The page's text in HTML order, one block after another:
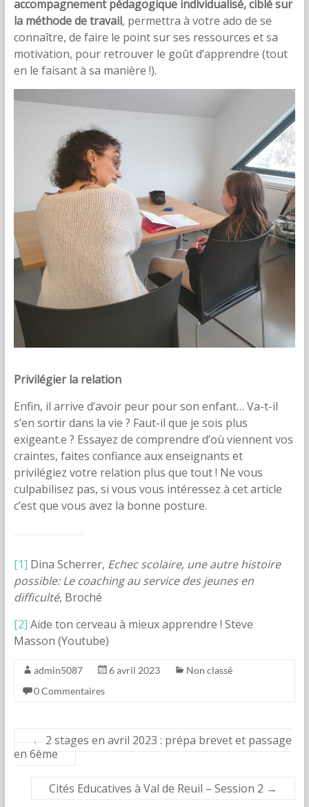
accompagnement pédagogique individualisé, ciblé sur
la méthode de travail, permettra à votre ado de se
connaître, de faire le point sur ses ressources et sa
motivation, pour retrouver le goût d’apprendre (tout
en le faisant à sa manière !).
Privilégier la relation
Enfin, il arrive d’avoir peur pour son enfant… Va-t-il
s’en sortir dans la vie ? Faut-il que je sois plus
exigeant.e ? Essayez de comprendre d’où viennent vos
craintes, faites confiance aux enseignants et
privilégiez votre relation plus que tout ! Ne vous
culpabilisez pas, si vous vous intéressez à cet article
c’est que vous avez la bonne posture.
[1] Dina Scherrer, Echec scolaire, une autre histoire
possible: Le coaching au service des jeunes en
difficulté, Broché
[2] Aide ton cerveau à mieux apprendre ! Steve
Masson (Youtube)
admin5087 6 avril 2023
Non classé
0 Commentaires
←
2 stages en avril 2023 : prépa brevet et passage
en 6ème
Cités Educatives à Val de Reuil – Session 2 →